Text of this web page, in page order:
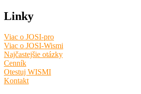
Linky
Viac o JOSI-pro
Viac o JOSI-Wismi
Najčastejšie otázky
Cenník
Otestuj WISMI
Kontakt